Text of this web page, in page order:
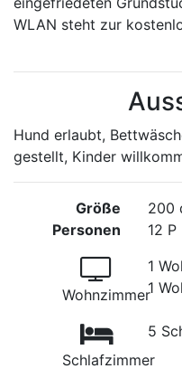
WLAN steht zur
Hund erlaubt,
gestellt, Kinder
Größe
Personen
200
12 P
Wohnzimmer
1
1
Schlafzimmer
5